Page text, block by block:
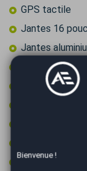
GPS tactile
Jantes 16
Jantes
Limiteur de
Ordinateur de
Radar arrière
Bienvenue !